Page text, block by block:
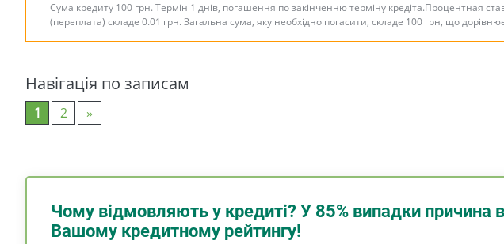
Сума кредиту 100 грн. Термін 1 днів, погашення по закінченню терміну кредіта.Процентная
(переплата) складе 0.01 грн. Загальна сума, яку необхідно погасити, складе 100 грн, що
Навігація по записам
1 2 »
Чому відмовляють у кредиті? У 85% випадки причина в
Вашому кредитному рейтингу!